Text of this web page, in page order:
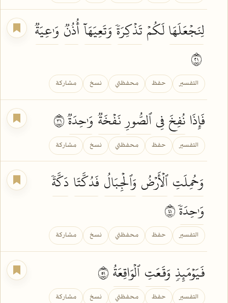
لِنَجۡعَلَهَالَكُمۡ تَذۡكِرَةٗ وَتَعِيَهَآأُذُنٞ وَٰعِيَةٞ
التفسير حفظ محفظتي نسخ مشاركة
فَإِذَانُفِخَفِيٱلصُّورِنَفۡخَةٞ وَٰحِدَةٞ١٣
التفسير حفظ محفظتي نسخ مشاركة
وَحُمِلَتِٱلۡأَرۡضُ وَٱلۡجِبَالُ فَدُكَّتَا دَكَّةٗ
وَٰحِدَةٗ١٤
التفسير حفظ محفظتي نسخ مشاركة
فَيَوۡمَئِذٖ وَقَعَتِٱلۡوَاقِعَةُ
التفسير حفظ محفظتي نسخ مشاركة